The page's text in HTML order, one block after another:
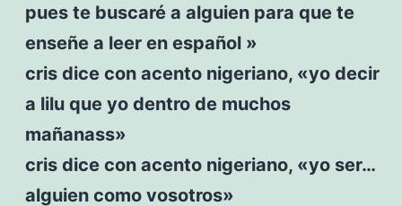
pues te buscaré a alguien para que te
enseñe a leer en español »
cris dice con acento nigeriano, «yo decir
a lilu que yo dentro de muchos
mañanass»
cris dice con acento nigeriano, «yo ser…
alguien como vosotros»